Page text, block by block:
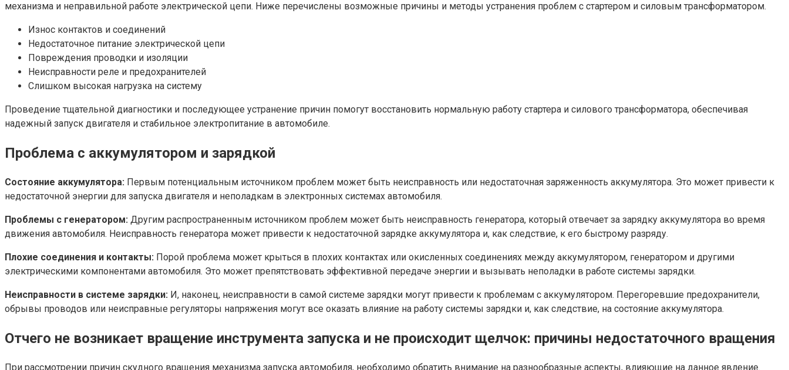
механизма и неправильной работе электрической цепи. Ниже перечислены возможные причины и методы устранения проблем с стартером и силовым трансформатором.
Износ контактов и соединений
Недостаточное питание электрической цепи
Повреждения проводки и изоляции
Неисправности реле и предохранителей
Слишком высокая нагрузка на систему
Проведение тщательной диагностики и последующее устранение причин помогут восстановить нормальную работу стартера и силового трансформатора, обеспечивая
надежный запуск двигателя и стабильное электропитание в автомобиле.
Проблема с аккумулятором и зарядкой
Состояние аккумулятора: Первым потенциальным источником проблем может быть неисправность или недостаточная заряженность аккумулятора. Это может привести к
недостаточной энергии для запуска двигателя и неполадкам в электронных системах автомобиля.
Проблемы с генератором: Другим распространенным источником проблем может быть неисправность генератора, который отвечает за зарядку аккумулятора во время
движения автомобиля. Неисправность генератора может привести к недостаточной зарядке аккумулятора и, как следствие, к его быстрому разряду.
Плохие соединения и контакты: Порой проблема может крыться в плохих контактах или окисленных соединениях между аккумулятором, генератором и другими
электрическими компонентами автомобиля. Это может препятствовать эффективной передаче энергии и вызывать неполадки в работе системы зарядки.
Неисправности в системе зарядки: И, наконец, неисправности в самой системе зарядки могут привести к проблемам с аккумулятором. Перегоревшие предохранители,
обрывы проводов или неисправные регуляторы напряжения могут все оказать влияние на работу системы зарядки и, как следствие, на состояние аккумулятора.
Отчего не возникает вращение инструмента запуска и не происходит щелчок: причины недостаточного вращения
При рассмотрении причин скудного вращения механизма запуска автомобиля, необходимо обратить внимание на разнообразные аспекты, влияющие на данное явление.